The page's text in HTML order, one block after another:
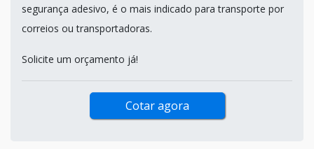
segurança adesivo, é o mais indicado para transporte por
correios ou transportadoras.
Solicite um orçamento já!
Cotar agora